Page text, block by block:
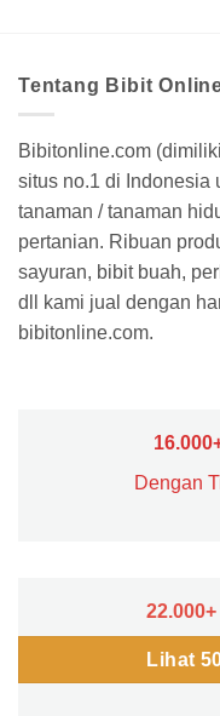
Tentang Bibit
Bibitonline.com
situs no.1 di Indonesia
tanaman / tanaman
pertanian. Ribuan
sayuran, bibit buah,
dll kami jual dengan
bibitonline.com.
Dengan
Lihat